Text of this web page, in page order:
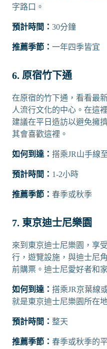
字路口。
預計時間： 30分鐘
推薦季節： 一年四季皆宜
6. 原宿竹下通
在原宿的竹下通，看看最
人流行文化的中心。在這
建議在平日造訪以避免擁
其會喜歡這裡。
如何到達： 搭乘JR山手線
預計時間： 1-2小時
推薦季節： 春季或秋季
7. 東京迪士尼樂園
來到東京迪士尼樂園，享
行，遊覽設施，與迪士尼
前購票。迪士尼愛好者和
如何到達： 搭乘JR京葉線
就是東京迪士尼樂園所在
預計時間： 整天
推薦季節： 春季或秋季的